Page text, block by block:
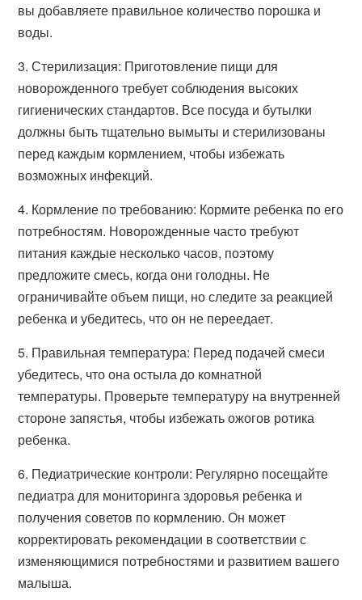
вы добавляете правильное количество порошка и
воды.
3. Стерилизация: Приготовление пищи для
новорожденного требует соблюдения высоких
гигиенических стандартов. Все посуда и бутылки
должны быть тщательно вымыты и стерилизованы
перед каждым кормлением, чтобы избежать
возможных инфекций.
4. Кормление по требованию: Кормите ребенка по его
потребностям. Новорожденные часто требуют
питания каждые несколько часов, поэтому
предложите смесь, когда они голодны. Не
ограничивайте объем пищи, но следите за реакцией
ребенка и убедитесь, что он не переедает.
5. Правильная температура: Перед подачей смеси
убедитесь, что она остыла до комнатной
температуры. Проверьте температуру на внутренней
стороне запястья, чтобы избежать ожогов ротика
ребенка.
6. Педиатрические контроли: Регулярно посещайте
педиатра для мониторинга здоровья ребенка и
получения советов по кормлению. Он может
корректировать рекомендации в соответствии с
изменяющимися потребностями и развитием вашего
малыша.